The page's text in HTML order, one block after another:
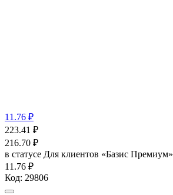
11.76 ₽
223.41 ₽
216.70 ₽
в статусе Для клиентов «Базис Премиум»
11.76 ₽
Код: 29806